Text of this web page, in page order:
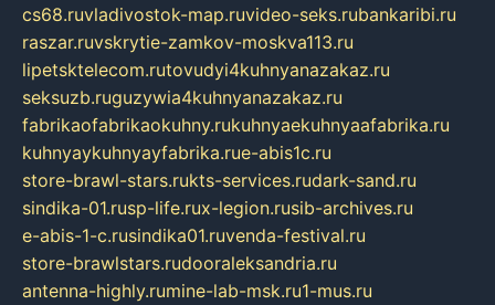
cs68.ruvladivostok-map.ruvideo-seks.rubankaribi.ru
raszar.ruvskrytie-zamkov-moskva113.ru
lipetsktelecom.rutovudyi4kuhnyanazakaz.ru
seksuzb.ruguzywia4kuhnyanazakaz.ru
fabrikaofabrikaokuhny.rukuhnyaekuhnyaafabrika.ru
kuhnyaykuhnyayfabrika.rue-abis1c.ru
store-brawl-stars.rukts-services.rudark-sand.ru
sindika-01.rusp-life.rux-legion.rusib-archives.ru
e-abis-1-c.rusindika01.ruvenda-festival.ru
store-brawlstars.rudooraleksandria.ru
antenna-highly.rumine-lab-msk.ru1-mus.ru